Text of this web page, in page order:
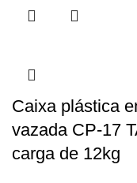
Caixa plástica
vazada CP-17
carga de 12kg